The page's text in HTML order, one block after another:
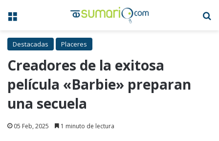
Menú
Destacadas Placeres
Creadores de la exitosa
película «Barbie» preparan
una secuela
05 Feb, 2025 1 minuto de lectura